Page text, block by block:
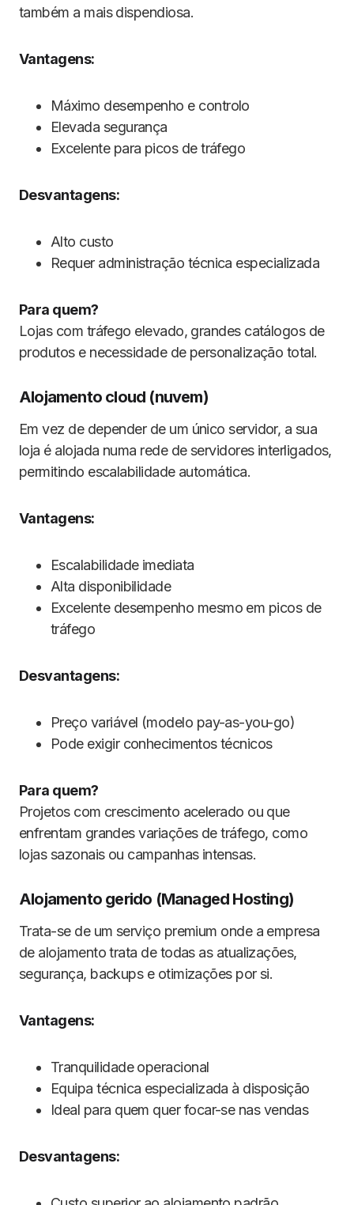
também a mais dispendiosa.
Vantagens:
Máximo desempenho e controlo
Elevada segurança
Excelente para picos de tráfego
Desvantagens:
Alto custo
Requer administração técnica especializada
Para quem?
Lojas com tráfego elevado, grandes catálogos de
produtos e necessidade de personalização total.
Alojamento cloud (nuvem)
Em vez de depender de um único servidor, a sua
loja é alojada numa rede de servidores interligados,
permitindo escalabilidade automática.
Vantagens:
Escalabilidade imediata
Alta disponibilidade
Excelente desempenho mesmo em picos de
tráfego
Desvantagens:
Preço variável (modelo pay-as-you-go)
Pode exigir conhecimentos técnicos
Para quem?
Projetos com crescimento acelerado ou que
enfrentam grandes variações de tráfego, como
lojas sazonais ou campanhas intensas.
Alojamento gerido (Managed Hosting)
Trata-se de um serviço premium onde a empresa
de alojamento trata de todas as atualizações,
segurança, backups e otimizações por si.
Vantagens:
Tranquilidade operacional
Equipa técnica especializada à disposição
Ideal para quem quer focar-se nas vendas
Desvantagens: